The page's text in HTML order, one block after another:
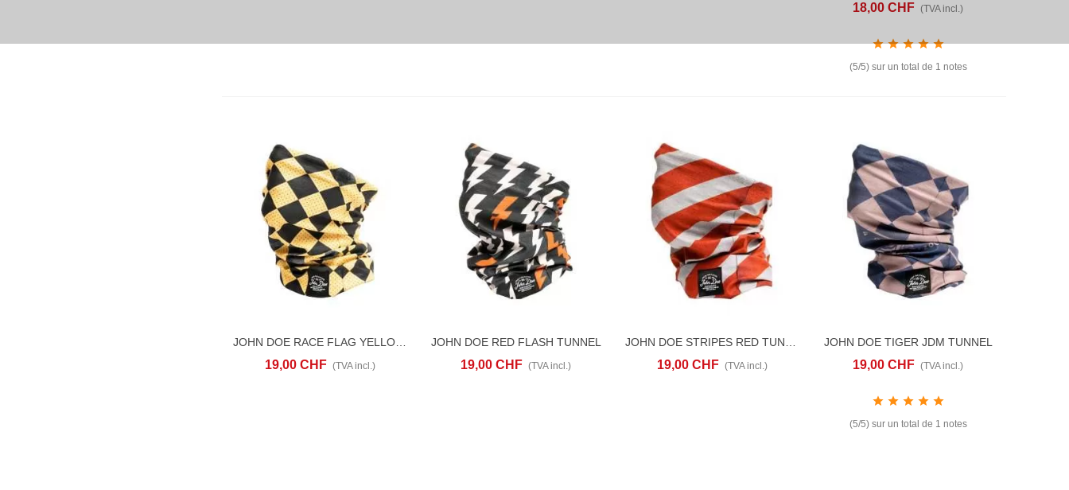
18,00 CHF (TVA incl.)
(5/5) sur un total de 1 notes
AJOUTER AU PANIERADD TO COMPARE
19,00 CHF (TVA incl.)
AJOUTER AU PANIERADD TO COMPARE
JOHN DOE RED FLASH TUNNEL
19,00 CHF (TVA incl.)
AJOUTER AU PANIERADD TO COMPARE
19,00 CHF (TVA incl.)
AJOUTER AU PANIERADD TO COMPARE
JOHN DOE TIGER JDM TUNNEL
19,00 CHF (TVA incl.)
(5/5) sur un total de 1 notes